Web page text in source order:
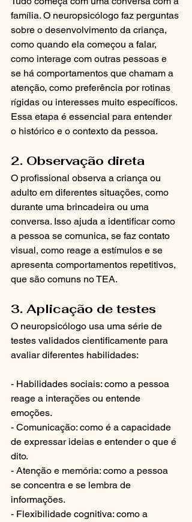
família. O neuropsicólogo faz perguntas
sobre o desenvolvimento da criança,
como quando ela começou a falar,
como interage com outras pessoas e
se há comportamentos que chamam a
atenção, como preferência por rotinas
rígidas ou interesses muito específicos.
Essa etapa é essencial para entender
o histórico e o contexto da pessoa.
2. Observação direta
O profissional observa a criança ou
adulto em diferentes situações, como
durante uma brincadeira ou uma
conversa. Isso ajuda a identificar como
a pessoa se comunica, se faz contato
visual, como reage a estímulos e se
apresenta comportamentos repetitivos,
que são comuns no TEA.
3. Aplicação de testes
O neuropsicólogo usa uma série de
testes validados cientificamente para
avaliar diferentes habilidades:
- Habilidades sociais: como a pessoa
reage a interações ou entende
emoções.
- Comunicação: como é a capacidade
de expressar ideias e entender o que é
dito.
- Atenção e memória: como a pessoa
se concentra e se lembra de
informações.
- Flexibilidade cognitiva: como a